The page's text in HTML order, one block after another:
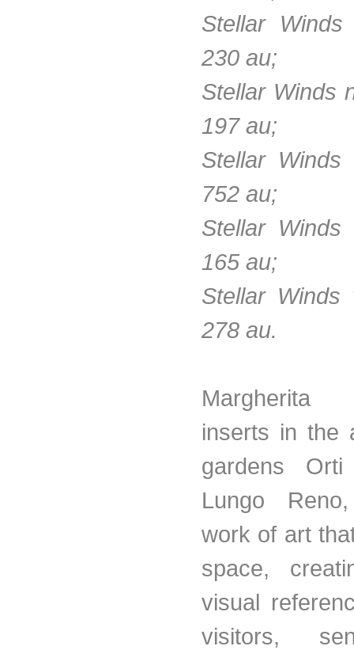
Stellar
230 au;
Stellar Winds
197 au;
Stellar
752 au;
Stellar
165 au;
Stellar
278 au.
Margherita
inserts in the
gardens Orti
Lungo
work of art
space,
visual
visitors,